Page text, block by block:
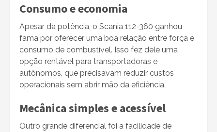
Consumo e economia
Apesar da potência, o Scania 112-360 ganhou
fama por oferecer uma boa relação entre força e
consumo de combustível. Isso fez dele uma
opção rentável para transportadoras e
autônomos, que precisavam reduzir custos
operacionais sem abrir mão da eficiência.
Mecânica simples e acessível
Outro grande diferencial foi a facilidade de